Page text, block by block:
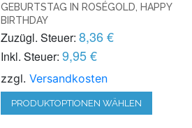
GEBURTSTAG IN ROSÉGOLD, HAPPY
BIRTHDAY
Zuzügl. Steuer: 8,36 €
Inkl. Steuer: 9,95 €
zzgl.Versandkosten
PRODUKTOPTIONEN WÄHLEN